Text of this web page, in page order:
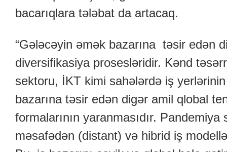
bacarıqlara tələbat da artacaq.
“Gələcəyin əmək bazarına təsir edən
diversifikasiya prosesləridir. Kənd
sektoru, İKT kimi sahələrdə iş
bazarına təsir edən digər amil qlobal
formalarının yaranmasıdır. Pandemiya
məsafədən (distant) və hibrid iş